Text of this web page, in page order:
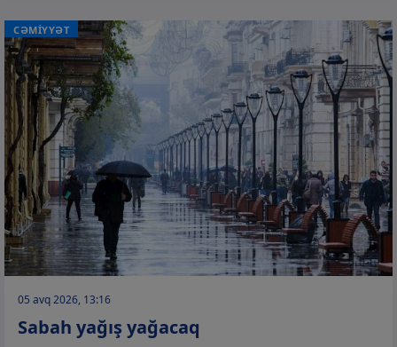
CƏMİYYƏT
05 avq 2026, 13:16
Sabah yağış yağacaq